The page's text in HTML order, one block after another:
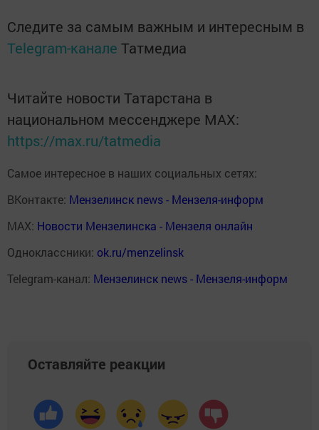
Следите за самым важным и интересным в
Telegram-канале Татмедиа
Читайте новости Татарстана в
национальном мессенджере MАХ:
https://max.ru/tatmedia
Самое интересное в наших социальных сетях:
ВКонтакте: Мензелинск news - Мензеля-информ
MAX: Новости Мензелинска - Мензеля онлайн
Одноклассники: ok.ru/menzelinsk
Telegram-канал: Мензелинск news - Мензеля-информ
Оставляйте реакции